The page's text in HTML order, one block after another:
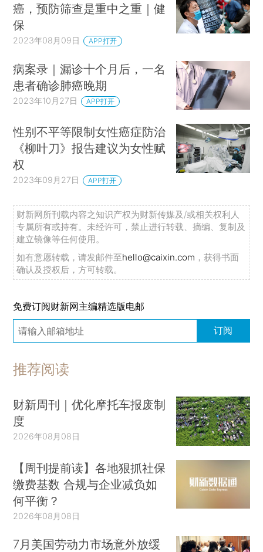
癌，预防筛查是重中之重｜健
保
2023年08月09日 APP打开
病案录｜漏诊十个月后，一名
患者确诊肺癌晚期
2023年10月27日 APP打开
性别不平等限制女性癌症防治
《柳叶刀》报告建议为女性赋
权
2023年09月27日 APP打开
财新网所刊载内容之知识产权为财新传媒及/或相关权利人
专属所有或持有。未经许可，禁止进行转载、摘编、复制及
建立镜像等任何使用。
如有意愿转载，请发邮件至hello@caixin.com ，获得书面
确认及授权后，方可转载。
免费订阅财新网主编精选版电邮
订阅
推荐阅读
财新周刊｜优化摩托车报废制
度
2026年08月08日
【周刊提前读】各地狠抓社保
缴费基数 合规与企业减负如
何平衡？
2026年08月08日
7月美国劳动力市场意外放缓